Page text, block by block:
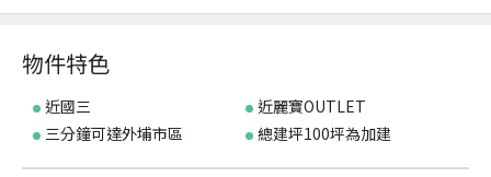
物件特色
近國三
近麗寶OUTLET
三分鐘可達外埔市區
總建坪100坪為加建